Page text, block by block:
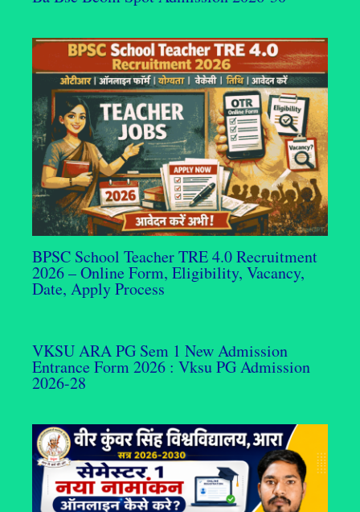
BPSC School Teacher TRE 4.0 Recruitment
2026 – Online Form, Eligibility, Vacancy,
Date, Apply Process
VKSU ARA PG Sem 1 New Admission
Entrance Form 2026 : Vksu PG Admission
2026-28